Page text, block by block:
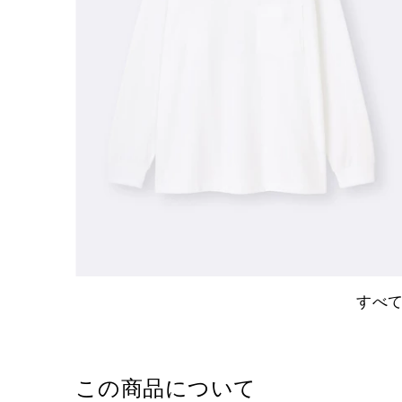
すべ
この商品について